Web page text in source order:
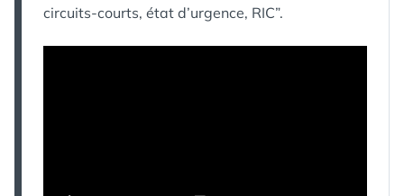
circuits-courts, état d’urgence, RIC”.